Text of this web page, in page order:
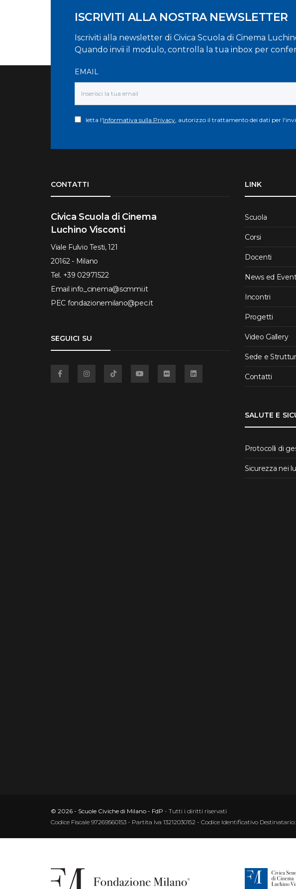
ISCRIVITI ALLA NOSTRA NEWSLETTER
Iscriviti alla newsletter di Civica Scuola di Cinema
Quando invii il modulo, controlla la tua inbox per
EMAIL
letta l'Informativa sulla Privacy, autorizzo il trattamento dei dati per
CONTATTI
Civica Scuola di Cinema
Luchino Visconti
Viale Fulvio Testi, 121
20162 - Milano
Tel. +39 02971522
Email info_cinema@scmmi.it
PEC fondazionemilano@pec.it
SEGUICI SU
LINK
Scuola
Corsi
Docenti
News ed
Incontri
Progetti
Video Gallery
Sede e
Contatti
SALUTE E
Protocolli di
Sicurezza nei
© 2026 - Scuole Civiche di Milano - FdP - Tutti i diritti riservati
Codice Fiscale 97269560153 - Partita Iva 13212030152 - Codice Identificativo Destinatario: